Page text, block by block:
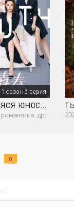
1 сезон 5 серия
СРАЖАЮЩАЯСЯ ЮНОСТЬ
драма
0